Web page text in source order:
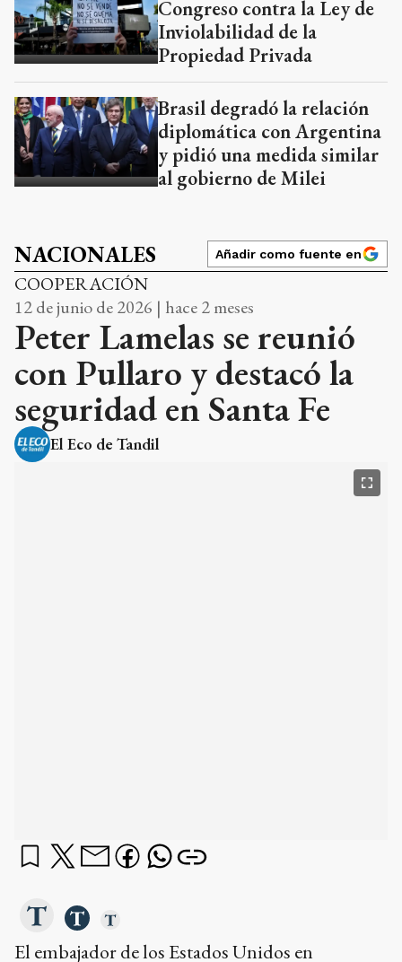
Brasil degradó la relación
diplomática con Argentina
y pidió una medida similar
al gobierno de Milei
NACIONALES Añadir como fuente en
COOPERACIÓN
Peter Lamelas se reunió
con Pullaro y destacó la
seguridad en Santa Fe
El Eco de Tandil
El embajador de los Estados Unidos en
hay liderazgo, decisión y compromiso”, los
resultados quedan a la vista, al hablar de la